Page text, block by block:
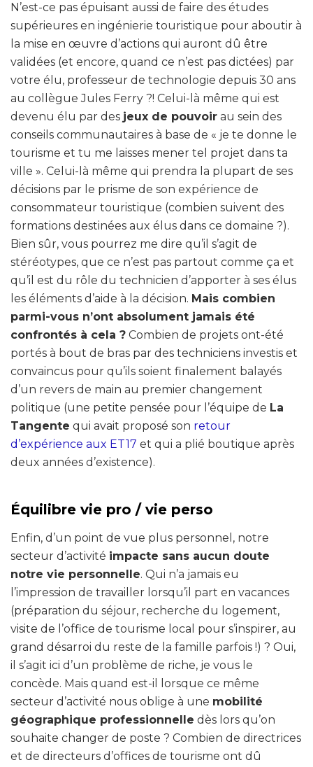
N’est-ce pas épuisant aussi de faire des études
supérieures en ingénierie touristique pour aboutir à
la mise en œuvre d’actions qui auront dû être
validées (et encore, quand ce n’est pas dictées) par
votre élu, professeur de technologie depuis 30 ans
au collègue Jules Ferry ?! Celui-là même qui est
devenu élu par des jeux de pouvoir au sein des
conseils communautaires à base de « je te donne le
tourisme et tu me laisses mener tel projet dans ta
ville ». Celui-là même qui prendra la plupart de ses
décisions par le prisme de son expérience de
consommateur touristique (combien suivent des
formations destinées aux élus dans ce domaine ?).
Bien sûr, vous pourrez me dire qu’il s’agit de
stéréotypes, que ce n’est pas partout comme ça et
qu’il est du rôle du technicien d’apporter à ses élus
les éléments d’aide à la décision. Mais combien
parmi-vous n’ont absolument jamais été
confrontés à cela ? Combien de projets ont-été
portés à bout de bras par des techniciens investis et
convaincus pour qu’ils soient finalement balayés
d’un revers de main au premier changement
politique (une petite pensée pour l’équipe de La
Tangente qui avait proposé son retour
d’expérience aux ET17 et qui a plié boutique après
deux années d’existence).
Équilibre vie pro / vie perso
Enfin, d’un point de vue plus personnel, notre
secteur d’activité impacte sans aucun doute
notre vie personnelle. Qui n’a jamais eu
l’impression de travailler lorsqu’il part en vacances
(préparation du séjour, recherche du logement,
visite de l’office de tourisme local pour s’inspirer, au
grand désarroi du reste de la famille parfois !) ? Oui,
il s’agit ici d’un problème de riche, je vous le
concède. Mais quand est-il lorsque ce même
secteur d’activité nous oblige à une mobilité
géographique professionnelle dès lors qu’on
souhaite changer de poste ? Combien de directrices
et de directeurs d’offices de tourisme ont dû